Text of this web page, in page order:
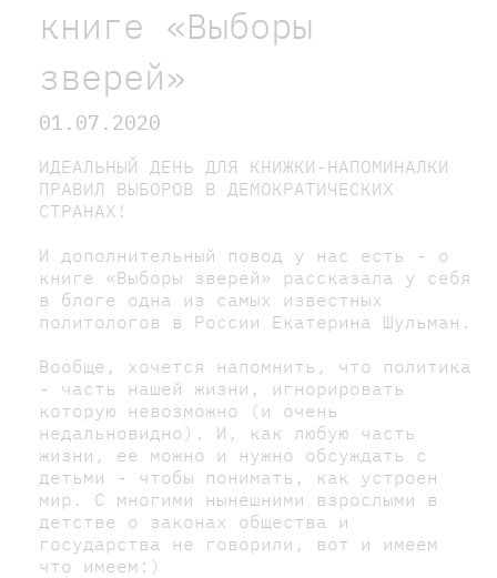
книге «Выборы
зверей»
01.07.2020
ИДЕАЛЬНЫЙ ДЕНЬ ДЛЯ КНИЖКИ-НАПОМИНАЛКИ
ПРАВИЛ ВЫБОРОВ В ДЕМОКРАТИЧЕСКИХ
СТРАНАХ!
И дополнительный повод у нас есть - о
книге «Выборы зверей» рассказала у себя
в блоге одна из самых известных
политологов в России Екатерина Шульман.⁣
Вообще, хочется напомнить, что политика
- часть нашей жизни, игнорировать
которую невозможно (и очень
недальновидно). И, как любую часть
жизни, ее можно и нужно обсуждать с
детьми - чтобы понимать, как устроен
мир. С многими нынешними взрослыми в
детстве о законах общества и
государства не говорили, вот и имеем
что имеем:)⁣